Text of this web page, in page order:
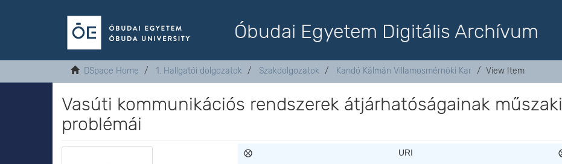
Óbudai Egyetem Digitális Archívum
DSpace Home 1. Hallgatói dolgozatok Szakdolgozatok Kandó Kálmán Villamosmérnöki Kar View Item
Vasúti kommunikációs rendszerek átjárhatóságainak műszaki
problémái
URI